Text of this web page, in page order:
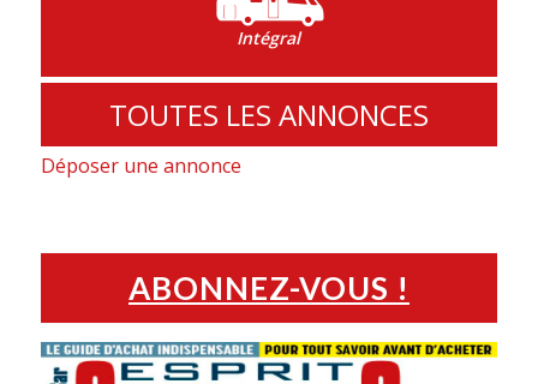
Intégral
TOUTES LES ANNONCES
Déposer une annonce
ABONNEZ-VOUS !